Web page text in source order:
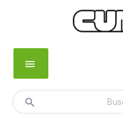
menu
search